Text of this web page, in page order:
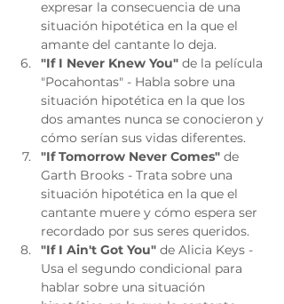
expresar la consecuencia de una
situación hipotética en la que el
amante del cantante lo deja.
"If I Never Knew You" de la película
"Pocahontas" - Habla sobre una
situación hipotética en la que los
dos amantes nunca se conocieron y
cómo serían sus vidas diferentes.
"If Tomorrow Never Comes" de
Garth Brooks - Trata sobre una
situación hipotética en la que el
cantante muere y cómo espera ser
recordado por sus seres queridos.
"If I Ain't Got You" de Alicia Keys -
Usa el segundo condicional para
hablar sobre una situación